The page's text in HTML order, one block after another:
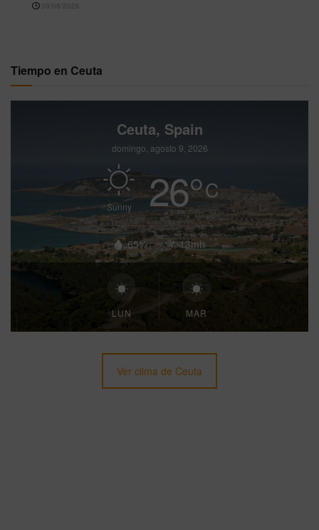
09/08/2026
Tiempo en Ceuta
Ceuta, Spain
domingo, agosto 9, 2026
Sunny 26°C
65% 13mh
LUN MAR
Ver clima de Ceuta